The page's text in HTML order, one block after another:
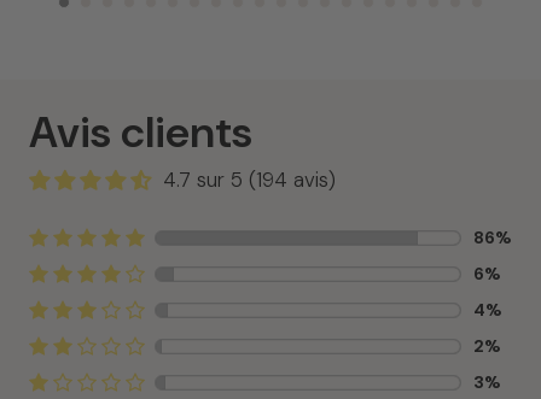
Avis clients
4.7 sur 5 (194 avis)
86%
6%
4%
2%
3%